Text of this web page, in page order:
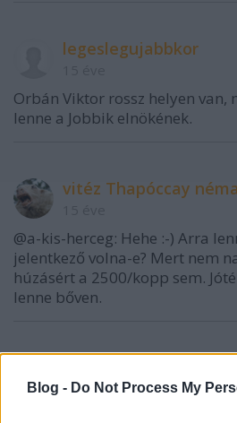
Blog - Do Not Process My
legeslegujabbkor
Orbán Viktor rossz helyen van,
lenne a Jobbik elnökének.
vitéz Thapóccay
@a-kis-herceg: Hehe :-) Arra
jelentkező volna-e? Mert nem
húzásért a 2500/kopp sem.
lenne bőven.
15 éve